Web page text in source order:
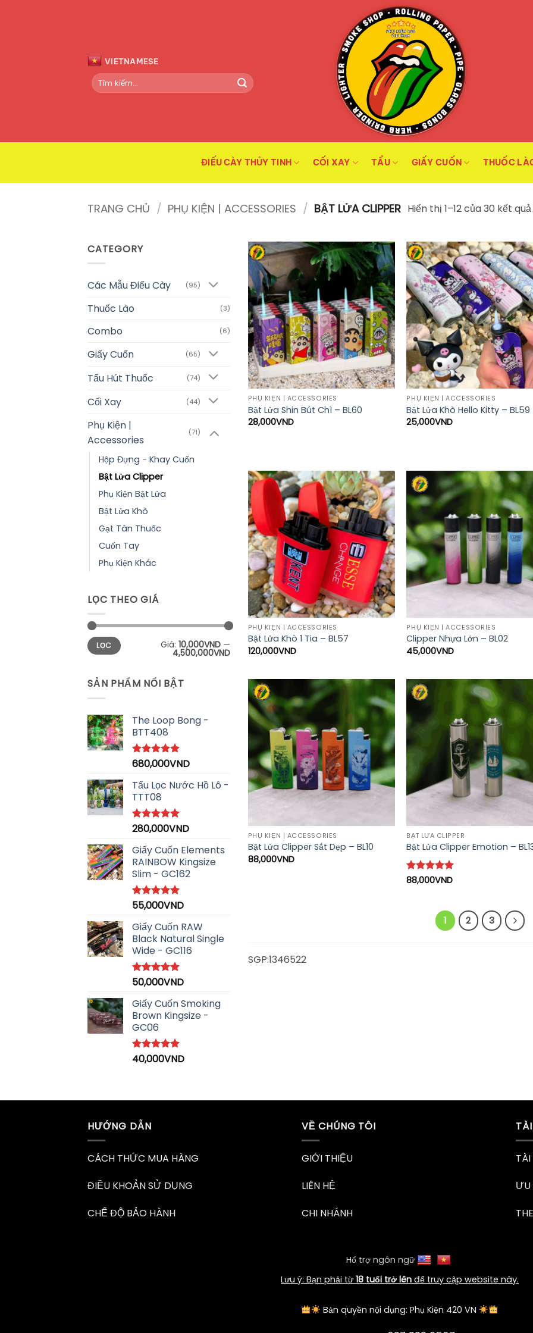
VIETNAMESE
Tìm
kiếm:
ĐIẾU CÀY THỦY TINH CỐI XAY TẨU GIẤY CUỐN THUỐC
TRANG CHỦ / PHỤ KIỆN | ACCESSORIES / BẬT LỬA CLIPPER Hiển thị 1–12 của 30 kết quả
CATEGORY
Các Mẫu Điếu Cày (95)
Thuốc Lào (3)
Combo (6)
Giấy Cuốn (65)
Tẩu Hút Thuốc (74)
Cối Xay (44)
Phụ Kiện |
Accessories
(71)
Hộp Đựng - Khay Cuốn
Bật Lửa Clipper
Phụ Kiện Bật Lửa
Bật Lửa Khò
Gạt Tàn Thuốc
Cuốn Tay
Phụ Kiện Khác
LỌC THEO GIÁ
Giá
tối
thiểu
Giá
tối
đa
LỌC Giá: 10,000VND —
4,500,000VND
SẢN PHẨM NỔI BẬT
The Loop Bong -
BTT408
Được xếp
5 sao
680,000VND
Tẩu Lọc Nước Hồ Lô -
TTT08
Được xếp
5 sao
280,000VND
Giấy Cuốn Elements
RAINBOW Kingsize
Slim - GC162
Được xếp
5 sao
55,000VND
Giấy Cuốn RAW
Black Natural Single
Wide - GC116
Được xếp
5 sao
50,000VND
Giấy Cuốn Smoking
Brown Kingsize -
GC06
Được xếp
40,000VND
PHỤ KIỆN | ACCESSORIES
Bật Lửa Shin Bút Chì – BL60
28,000VND
PHỤ KIỆN | ACCESSORIES
Bật Lửa Khò Hello Kitty – BL59
25,000VND
PHỤ KIỆN | ACCESSORIES
Bật Lửa Khò 1 Tia – BL57
120,000VND
PHỤ KIỆN | ACCESSORIES
Clipper Nhựa Lớn – BL02
45,000VND
PHỤ KIỆN | ACCESSORIES
Bật Lửa Clipper Sắt Dẹp – BL10
88,000VND
BẬT LỬA CLIPPER
Bật Lửa Clipper Emotion –
Được xếp
88,000VND
1 2 3
SGP:1346522
HƯỚNG DẪN
CÁCH THỨC MUA HÀNG
ĐIỀU KHOẢN SỬ DỤNG
CHẾ ĐỘ BẢO HÀNH
VỀ CHÚNG TÔI
GIỚI THIỆU
LIÊN HỆ
CHI NHÁNH
Hổ trợ ngôn ngữ
Lưu ý: Bạn phải từ 18 tuổi trở lên để truy cập website này.
Bản quyền nội dụng: Phụ Kiện 420 VN